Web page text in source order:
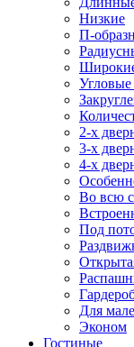
Низкие
П-
2-х
3-х
4-х
Во всю
Под
Для
Эконом
Гостиные